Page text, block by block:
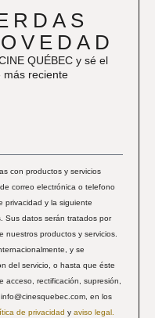
QUÉBEC y sé el
más reciente
con productos y servicios
correo electrónica o telefono
privacidad y la siguiente
Sus datos serán tratados por
nuestros productos y servicios.
y se
del servicio, o hasta que éste
acceso, rectificación, supresión,
en los
de privacidad y aviso legal.